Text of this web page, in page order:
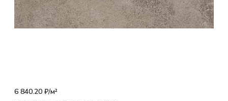
6 840.20 ₽/м²